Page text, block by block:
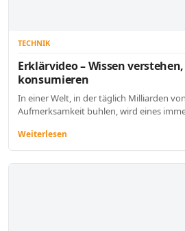
TECHNIK
Erklärvideo – Wissen
konsumieren
In einer Welt, in der täglich Milliarden
Aufmerksamkeit buhlen, wird eines
Weiterlesen